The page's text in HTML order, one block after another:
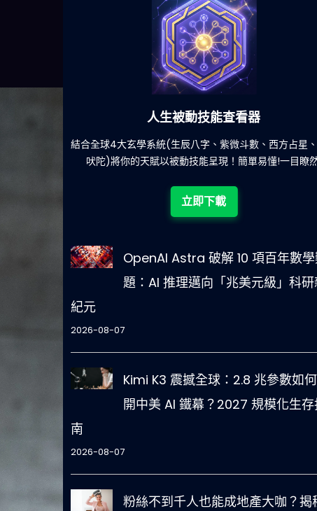
六合彩發達神器
減少超過500萬個低概率中獎組合，提高中獎率
立即下載
OpenAI Astra 破解 10 項百年數
題：AI 推理邁向「兆美元級」科
紀元
2026-08-07
Kimi K3 震撼全球：2.8 兆參數如
開中美 AI 鐵幕？2027 規模化生存
南
2026-08-07
粉絲不到千人也能成地產大咖？揭